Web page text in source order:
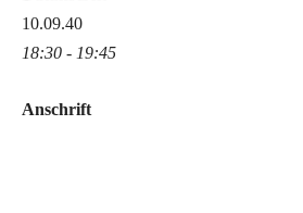
10.09.40
18:30 - 19:45
Anschrift